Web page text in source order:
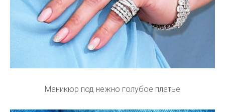
Маникюр под нежно голубое платье